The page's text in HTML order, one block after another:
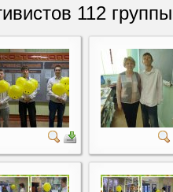
112